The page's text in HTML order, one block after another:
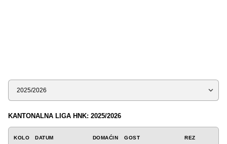
Sezona
KANTONALNA LIGA HNK: 2025/2026
KOLO DATUM DOMAĆIN GOST REZ